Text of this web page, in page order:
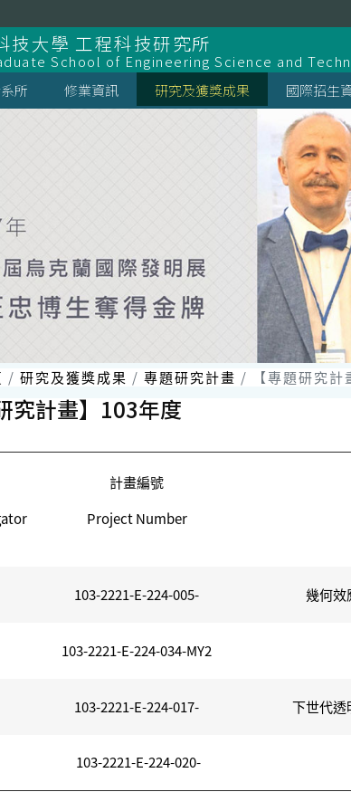
技大學 工程科技研究所
School of Engineering Science and
所 修業資訊 研究及獲獎成果 國際招生
研究及獲獎成果 專題研究計畫 【專題研究
究計畫】103年度
計畫編號
Project Number
103-2221-E-224-005- 幾何效
103-2221-E-224-034-MY2
103-2221-E-224-017- 下世代透
103-2221-E-224-020-